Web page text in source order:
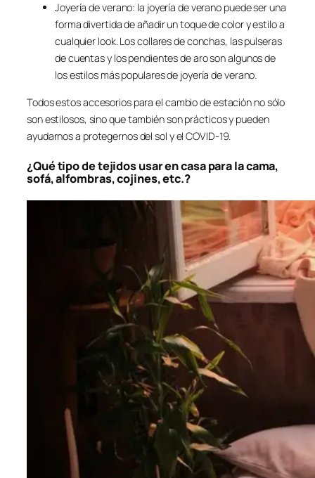
Joyería de verano: la joyería de verano puede ser una
forma divertida de añadir un toque de color y estilo a
cualquier look. Los collares de conchas, las pulseras
de cuentas y los pendientes de aro son algunos de
los estilos más populares de joyería de verano.
Todos estos accesorios para el cambio de estación no sólo
son estilosos, sino que también son prácticos y pueden
ayudarnos a protegernos del sol y el COVID-19.
¿Qué tipo de tejidos usar en casa para la cama,
sofá, alfombras, cojines, etc.?